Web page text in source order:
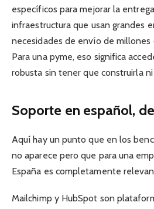
específicos para mejorar la
infraestructura que usan grandes
necesidades de envío de millones
Para una pyme, eso significa
robusta sin tener que construirla
Soporte en español,
Aquí hay un punto que en los
no aparece pero que para una
España es completamente
Mailchimp y HubSpot son